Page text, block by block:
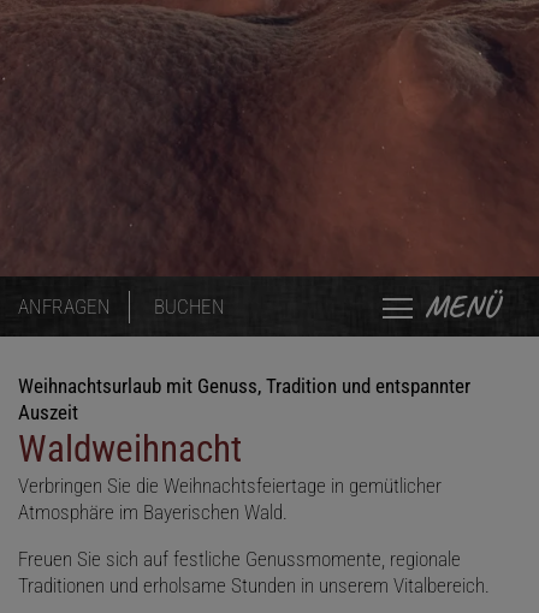
ANFRAGEN BUCHEN MENÜ
Weihnachtsurlaub mit Genuss, Tradition und entspannter
Auszeit
Waldweihnacht
Verbringen Sie die Weihnachtsfeiertage in gemütlicher
Atmosphäre im Bayerischen Wald.
Freuen Sie sich auf festliche Genussmomente, regionale
Traditionen und erholsame Stunden in unserem Vitalbereich.